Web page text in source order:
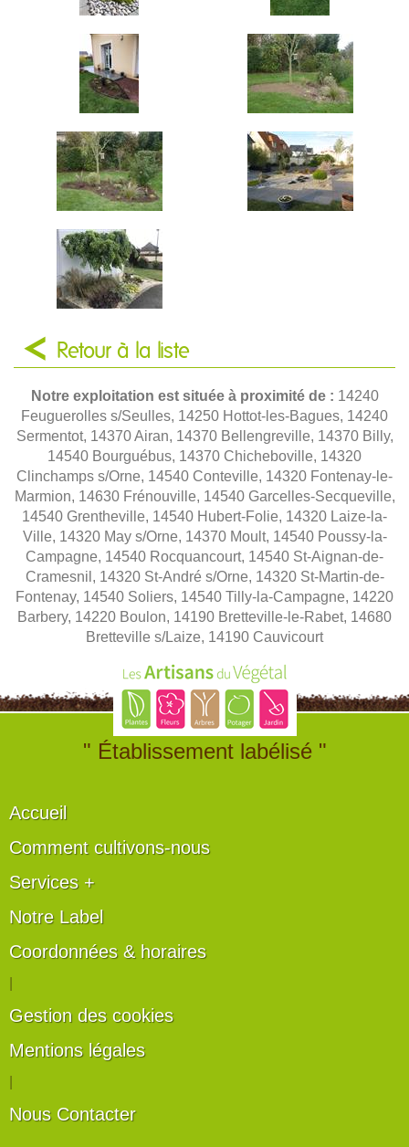
Retour à la liste
Notre exploitation est située à proximité de : 14240
Feuguerolles s/Seulles, 14250 Hottot-les-Bagues, 14240
Sermentot, 14370 Airan, 14370 Bellengreville, 14370 Billy,
14540 Bourguébus, 14370 Chicheboville, 14320
Clinchamps s/Orne, 14540 Conteville, 14320 Fontenay-le-
Marmion, 14630 Frénouville, 14540 Garcelles-Secqueville,
14540 Grentheville, 14540 Hubert-Folie, 14320 Laize-la-
Ville, 14320 May s/Orne, 14370 Moult, 14540 Poussy-la-
Campagne, 14540 Rocquancourt, 14540 St-Aignan-de-
Cramesnil, 14320 St-André s/Orne, 14320 St-Martin-de-
Fontenay, 14540 Soliers, 14540 Tilly-la-Campagne, 14220
Barbery, 14220 Boulon, 14190 Bretteville-le-Rabet, 14680
Bretteville s/Laize, 14190 Cauvicourt
" Établissement labélisé "
Accueil
Comment cultivons-nous
Services +
Notre Label
Coordonnées & horaires
Gestion des cookies
Mentions légales
Nous Contacter